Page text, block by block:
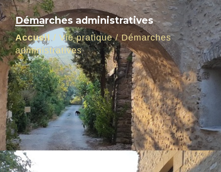
Démarches administratives
Accueil/ Vie pratique/Démarches
administratives